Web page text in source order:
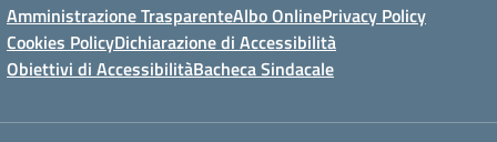
Amministrazione TrasparenteAlbo OnlinePrivacy Policy
Cookies PolicyDichiarazione di Accessibilità
Obiettivi di AccessibilitàBacheca Sindacale